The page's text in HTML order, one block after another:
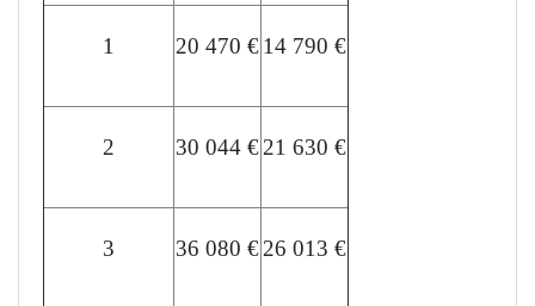
1 20 470 €14 790 €
2 30 044 €21 630 €
3 36 080 €26 013 €